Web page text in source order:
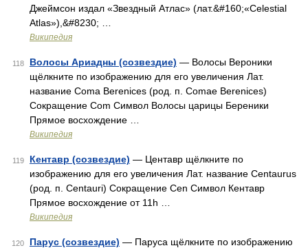
Джеймсон издал «Звездный Атлас» (лат.&#160;«Celestial
Atlas»),&#8230; …
Википедия
118 Волосы Ариадны (созвездие) — Волосы Вероники
щёлкните по изображению для его увеличения Лат.
название Coma Berenices (род. п. Comae Berenices)
Сокращение Com Символ Волосы царицы Береники
Прямое восхождение …
Википедия
119 Кентавр (созвездие) — Центавр щёлкните по
изображению для его увеличения Лат. название Centaurus
(род. п. Centauri) Сокращение Cen Символ Кентавр
Прямое восхождение от 11h …
Википедия
120 Парус (созвездие) — Паруса щёлкните по изображению